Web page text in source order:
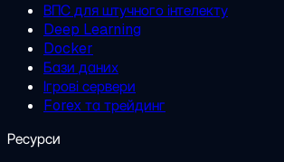
ВПС для штучного інтелекту
Deep Learning
Docker
Бази даних
Ігрові сервери
Forex та трейдинг
Ресурси